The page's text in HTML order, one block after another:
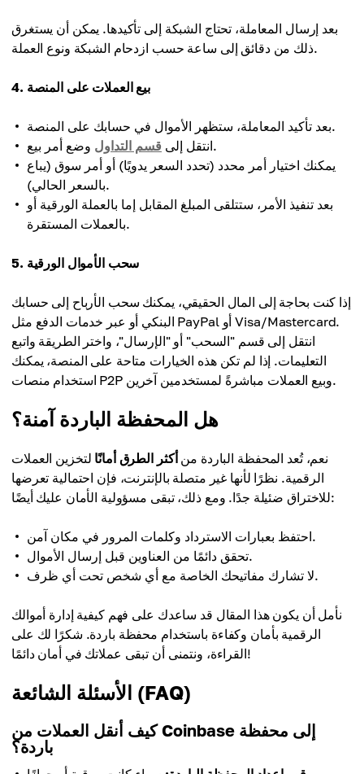
بعد إرسال المعاملة، تحتاج الشبكة إلى تأكيدها. يمكن أن يستغرق
ذلك من دقائق إلى ساعة حسب ازدحام الشبكة ونوع العملة.
4. بيع العملات على المنصة
بعد تأكيد المعاملة، ستظهر الأموال في حسابك على المنصة.
انتقل إلى قسم التداول
وضع أمر بيع.
يمكنك اختيار أمر محدد (تحدد السعر يدويًا) أو أمر سوق (يباع
بالسعر الحالي).
بعد تنفيذ الأمر، ستتلقى المبلغ المقابل إما بالعملة الورقية أو
بالعملات المستقرة.
5. سحب الأموال الورقية
إذا كنت بحاجة إلى المال الحقيقي، يمكنك سحب الأرباح إلى حسابك
البنكي أو عبر خدمات الدفع مثل PayPal أو Visa/Mastercard.
انتقل إلى قسم "السحب" أو "الإرسال"، واختر الطريقة واتبع
التعليمات. إذا لم تكن هذه الخيارات متاحة على المنصة، يمكنك
استخدام منصات P2P وبيع العملات مباشرةً لمستخدمين آخرين.
هل المحفظة الباردة آمنة؟
نعم، تُعد المحفظة الباردة منأكثر الطرق أمانًا لتخزين العملات
الرقمية. نظرًا لأنها غير متصلة بالإنترنت، فإن احتمالية تعرضها
للاختراق ضئيلة جدًا. ومع ذلك، تبقى مسؤولية الأمان عليك أيضًا:
احتفظ بعبارات الاسترداد وكلمات المرور في مكان آمن.
تحقق دائمًا من العناوين قبل إرسال الأموال.
لا تشارك مفاتيحك الخاصة مع أي شخص تحت أي ظرف.
نأمل أن يكون هذا المقال قد ساعدك على فهم كيفية إدارة أموالك
الرقمية بأمان وكفاءة باستخدام محفظة باردة. شكرًا لك على
القراءة، ونتمنى أن تبقى عملاتك في أمان دائمًا!
الأسئلة الشائعة (FAQ)
كيف أنقل العملات من Coinbase إلى محفظة
باردة؟